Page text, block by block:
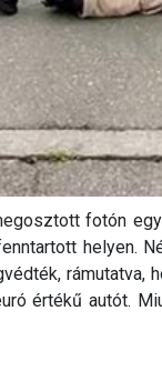
fotón
helyen.
rámutatva,
értékű autót.